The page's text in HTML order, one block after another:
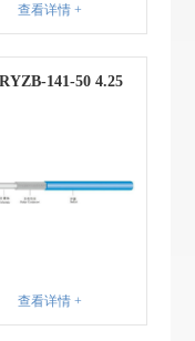
查看详情 +
141-50 4.25
查看详情 +